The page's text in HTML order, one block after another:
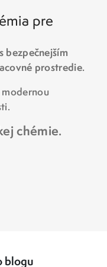
pre
bezpečnejším
prostredie.
chémie.
blogu